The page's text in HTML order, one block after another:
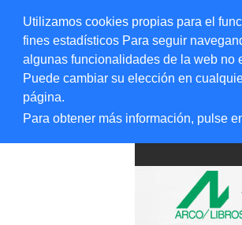
Utilizamos cookies propias para el
fines estadísticos Para seguir
algunas funcionalidades de la web no
Puede cambiar su elección en
página.
Para obtener más información, pulse